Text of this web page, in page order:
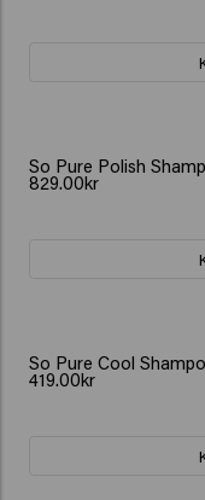
So Pure Polish
829.00kr
So Pure Cool
419.00kr